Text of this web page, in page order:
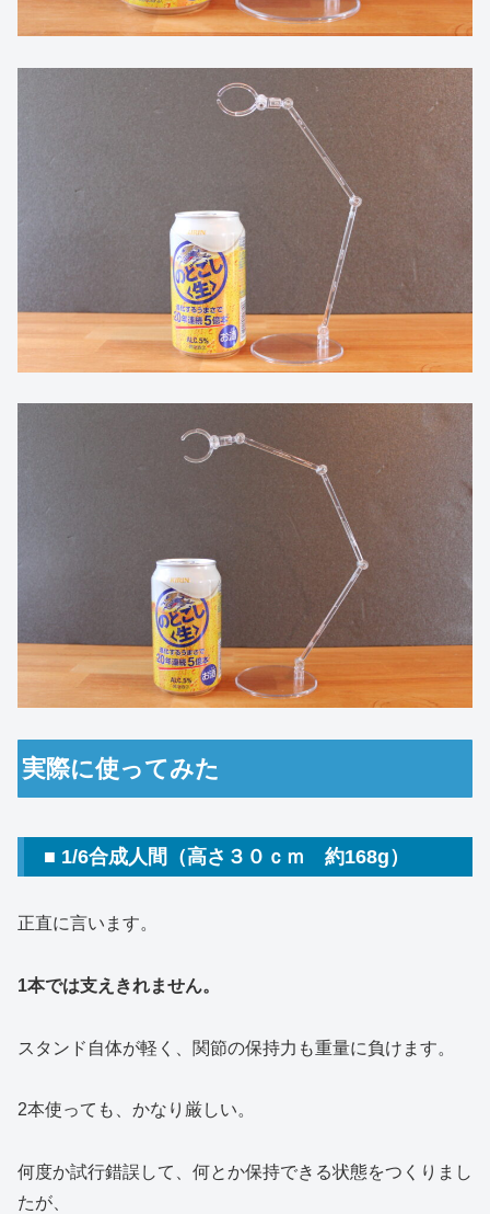
実際に使ってみた
■ 1/6合成人間（高さ３０ｃｍ 約168g）
正直に言います。
1本では支えきれません。
スタンド自体が軽く、関節の保持力も重量に負けます。
2本使っても、かなり厳しい。
何度か試行錯誤して、何とか保持できる状態をつくりまし
たが、